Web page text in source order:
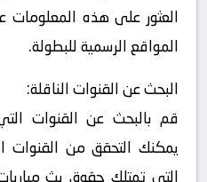
العثور على هذه المعلومات
المواقع الرسمية للبطولة.
البحث عن القنوات الناقلة:
قم بالبحث عن القنوات التي
يمكنك التحقق من القنوات
التي تمتلك حقوق بث